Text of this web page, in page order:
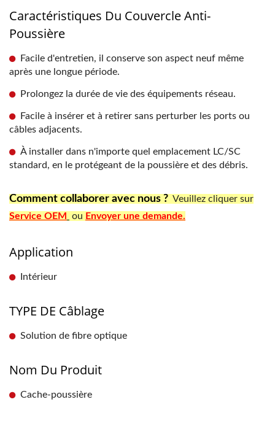
Caractéristiques Du Couvercle Anti-
Poussière
Facile d'entretien, il conserve son aspect neuf même
après une longue période.
Prolongez la durée de vie des équipements réseau.
Facile à insérer et à retirer sans perturber les ports ou
câbles adjacents.
À installer dans n'importe quel emplacement LC/SC
standard, en le protégeant de la poussière et des débris.
Comment collaborer avec nous ? Veuillez cliquer sur
Service OEM
ou Envoyer une demande.
Application
Intérieur
TYPE DE Câblage
Solution de fibre optique
Nom Du Produit
Cache-poussière